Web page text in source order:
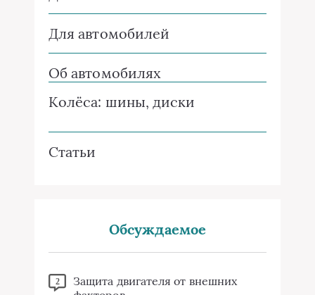
Для автомобилей
Об автомобилях
Колёса: шины, диски
Статьи
Обсуждаемое
2
Защита двигателя от внешних